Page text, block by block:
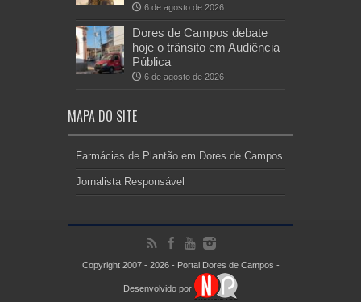
6 de agosto de 2026
Dores de Campos debate
hoje o trânsito em Audiência
Pública
6 de agosto de 2026
MAPA DO SITE
Farmácias de Plantão em Dores de Campos
Jornalista Responsável
Copyright 2007 - 2026 - Portal Dores de Campos -
Desenvolvido por